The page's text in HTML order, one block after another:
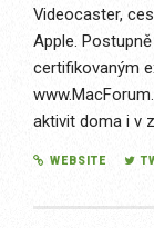
Videocaster,
Apple.
certifikovaným
aktivit doma i v
WEBSITE